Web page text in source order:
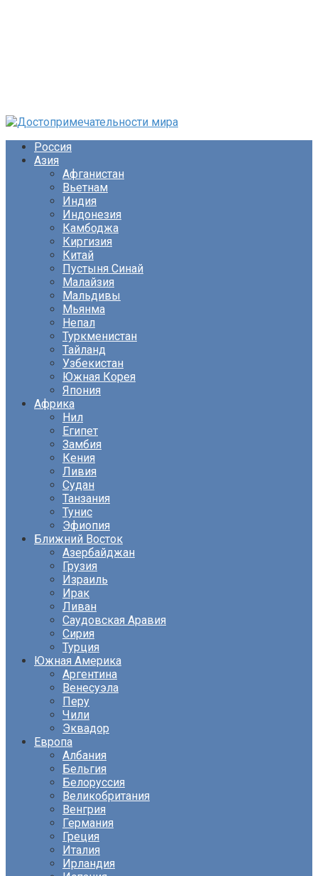
Перейти
контентуРоссия
Азия
Афганистан
Вьетнам
Индия
Индонезия
Камбоджа
Киргизия
Китай
Пустыня Синай
Малайзия
Мальдивы
Мьянма
Непал
Туркменистан
Тайланд
Узбекистан
Южная Корея
Япония
Африка
Нил
Египет
Замбия
Кения
Ливия
Судан
Танзания
Тунис
Эфиопия
Ближний Восток
Азербайджан
Грузия
Израиль
Ирак
Ливан
Саудовская Аравия
Сирия
Турция
Южная Америка
Аргентина
Венесуэла
Перу
Чили
Эквадор
Европа
Албания
Бельгия
Белоруссия
Великобритания
Венгрия
Германия
Греция
Италия
Ирландия